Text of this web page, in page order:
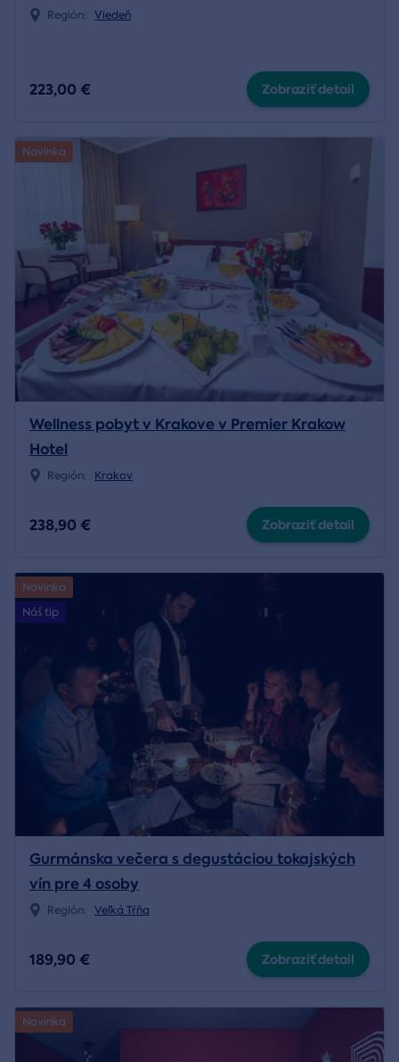
Región: Viedeň
223,00 € Zobraziť detail
Novinka
Wellness pobyt v Krakove v Premier Krakow
Hotel
Región: Krakov
238,90 € Zobraziť detail
Novinka
Náš tip
Gurmánska večera s degustáciou tokajských
vín pre 4 osoby
Región: Veľká Tŕňa
189,90 € Zobraziť detail
Novinka